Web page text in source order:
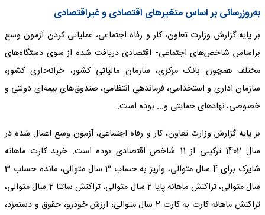
به‌روزرسانی بر اساس متغیرهای اقتصادی و غیراقتصادی
بر پایه گزارش وزارت تعاون، کار و رفاه اجتماعی، عملیاتی کردن آزمون وسع
براساس شاخص‌های اجتماعی- اقتصادی دریافت شده از سوی دستگاه‌های
مختلف همچون بانک مرکزی، سازمان مالیاتی کشور، خزانه‌داری کشور،
سازمان اداری و استخدامی، فرماندهی انتظامی، صندوق‌های بیمه‌ای دولتی و
خصوصی، نهادهای حمایتی و... بوده است.
بر پایه گزارش وزارت تعاون، کار و رفاه اجتماعی، آزمون وسع اعمال شده در
سال 1402 ترکیبی از 11 شاخص‌ اقتصادی بوده است. خرید کارت ماهانه
شاپرک برای 4 سال متوالی، واریز به حساب 3 سال متوالی، مانده حساب 3
سال متوالی، تراکنش ماهانه پایا 2 سال متوالی، تراکنش ساتنا 2 سال متوالی،
تراکنش ماهانه کارت به کارت 2 سال متوالی، ارزش خودرو، حقوق و دستمزد،